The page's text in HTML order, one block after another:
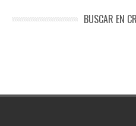
BUSCAR EN